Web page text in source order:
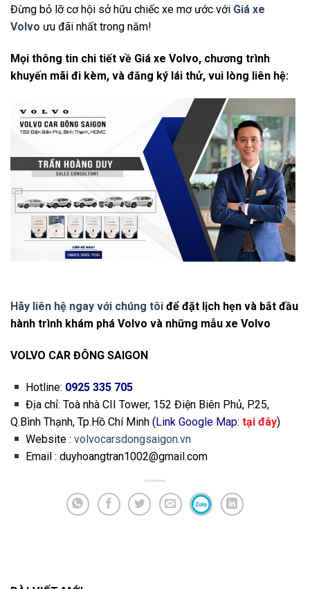
Đừng bỏ lỡ cơ hội sở hữu chiếc xe mơ ước với Giá xe
Volvo ưu đãi nhất trong năm!
Mọi thông tin chi tiết về Giá xe Volvo, chương trình
khuyến mãi đi kèm, và đăng ký lái thử, vui lòng liên hệ:
Hãy liên hệ ngay với chúng tôi để đặt lịch hẹn và bắt đầu
hành trình khám phá Volvo và những mẫu xe Volvo
VOLVO CAR ĐÔNG SAIGON
Hotline: 0925 335 705
Địa chỉ: Toà nhà CII Tower, 152 Điện Biên Phủ, P.25,
Q.Bình Thạnh, Tp.Hồ Chí Minh (Link Google Map: tại đây)
Website :volvocarsdongsaigon.vn
Email : duyhoangtran1002@gmail.com